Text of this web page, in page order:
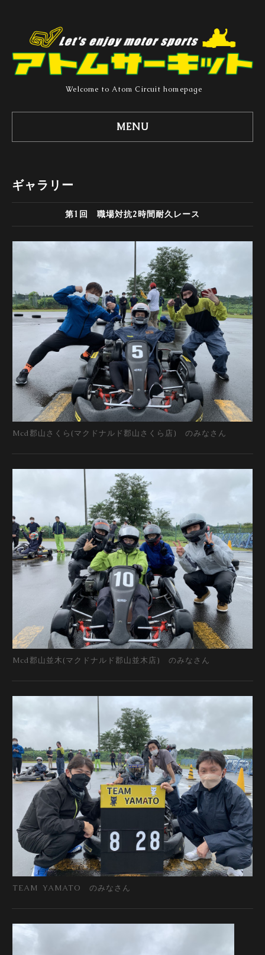
Welcome to Atom Circuit homepage
MENU
ギャラリー
第1回 職場対抗2時間耐久レース
Mcd郡山さくら(マクドナルド郡山さくら店) のみなさん
Mcd郡山並木(マクドナルド郡山並木店) のみなさん
TEAM YAMATO のみなさん